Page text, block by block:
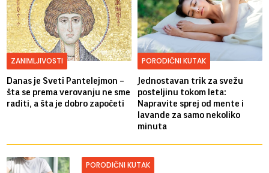
ZANIMLJIVOSTI
Danas je Sveti Pantelejmon –
šta se prema verovanju ne sme
raditi, a šta je dobro započeti
PORODIČNI KUTAK
Jednostavan trik za svežu
posteljinu tokom leta:
Napravite sprej od mente i
lavande za samo nekoliko
minuta
PORODIČNI KUTAK